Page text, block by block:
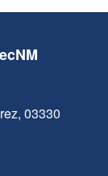
03330